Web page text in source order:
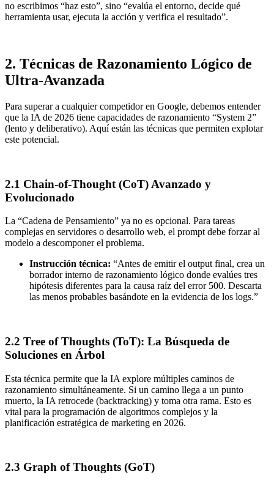
no escribimos “haz esto”, sino “evalúa el entorno, decide qué
herramienta usar, ejecuta la acción y verifica el resultado”.
2. Técnicas de Razonamiento Lógico de
Ultra-Avanzada
Para superar a cualquier competidor en Google, debemos entender
que la IA de 2026 tiene capacidades de razonamiento “System 2”
(lento y deliberativo). Aquí están las técnicas que permiten explotar
este potencial.
2.1 Chain-of-Thought (CoT) Avanzado y
Evolucionado
La “Cadena de Pensamiento” ya no es opcional. Para tareas
complejas en servidores o desarrollo web, el prompt debe forzar al
modelo a descomponer el problema.
Instrucción técnica: “Antes de emitir el output final, crea un
borrador interno de razonamiento lógico donde evalúes tres
hipótesis diferentes para la causa raíz del error 500. Descarta
las menos probables basándote en la evidencia de los logs.”
2.2 Tree of Thoughts (ToT): La Búsqueda de
Soluciones en Árbol
Esta técnica permite que la IA explore múltiples caminos de
razonamiento simultáneamente. Si un camino llega a un punto
muerto, la IA retrocede (backtracking) y toma otra rama. Esto es
vital para la programación de algoritmos complejos y la
planificación estratégica de marketing en 2026.
2.3 Graph of Thoughts (GoT)